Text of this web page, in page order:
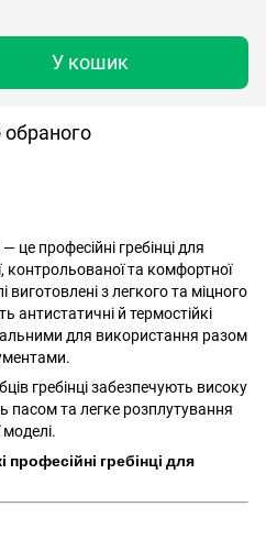
У кошик
професійні гребінці для
контрольованої та комфортної
виготовлені з легкого та міцного
антистатичні й термостійкі
для використання разом
гребінці забезпечують високу
пасом та легке розплутування
професійні гребінці для